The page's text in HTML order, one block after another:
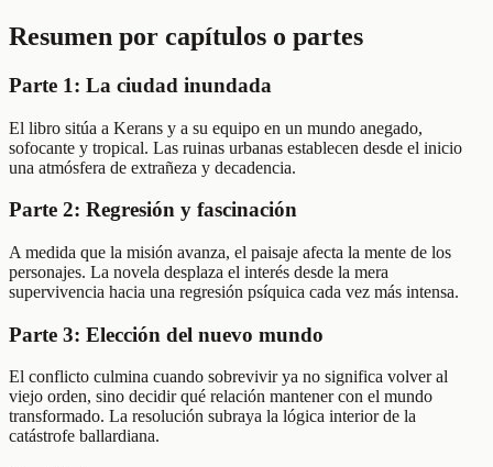
Resumen por capítulos o partes
Parte 1: La ciudad inundada
El libro sitúa a Kerans y a su equipo en un mundo anegado,
sofocante y tropical. Las ruinas urbanas establecen desde el inicio
una atmósfera de extrañeza y decadencia.
Parte 2: Regresión y fascinación
A medida que la misión avanza, el paisaje afecta la mente de los
personajes. La novela desplaza el interés desde la mera
supervivencia hacia una regresión psíquica cada vez más intensa.
Parte 3: Elección del nuevo mundo
El conflicto culmina cuando sobrevivir ya no significa volver al
viejo orden, sino decidir qué relación mantener con el mundo
transformado. La resolución subraya la lógica interior de la
catástrofe ballardiana.